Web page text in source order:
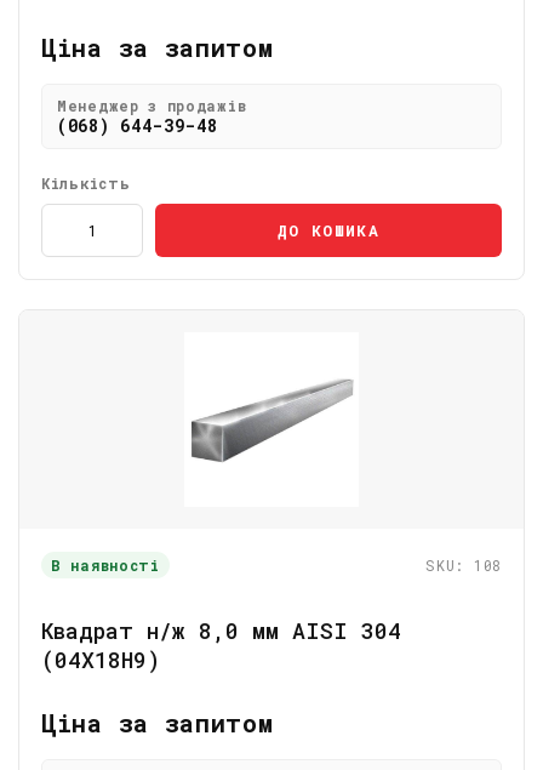
Ціна за запитом
Менеджер з продажів
(068) 644-39-48
Кількість
ДО КОШИКА
В наявності SKU: 108
Квадрат н/ж 8,0 мм AISI 304
(04Х18Н9)
Ціна за запитом